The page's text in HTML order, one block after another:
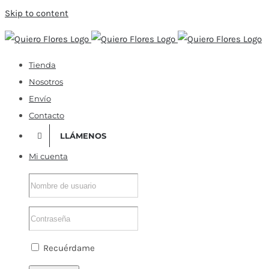
Skip to content
Tienda
Nosotros
Envío
Contacto
LLÁMENOS
Mi cuenta
Recuérdame